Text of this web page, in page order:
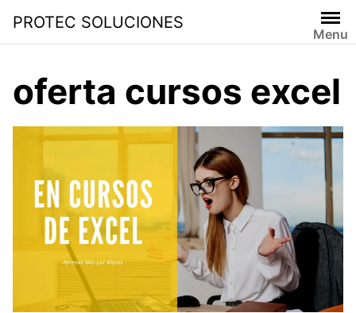
PROTEC SOLUCIONES
Menu
oferta cursos excel